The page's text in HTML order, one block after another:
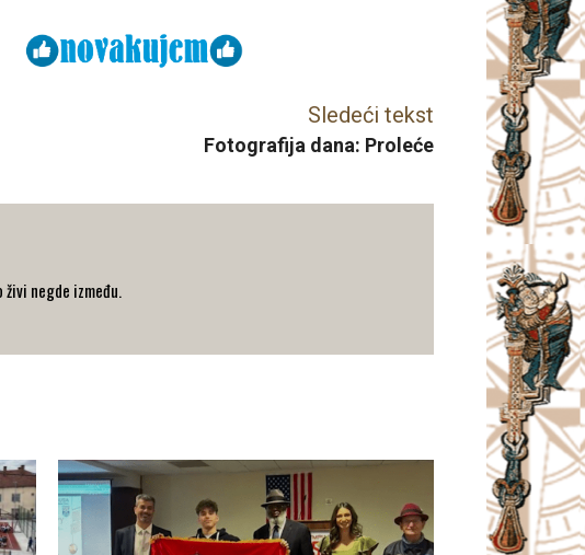
Sledeći tekst
Fotografija dana: Proleće
negde između.